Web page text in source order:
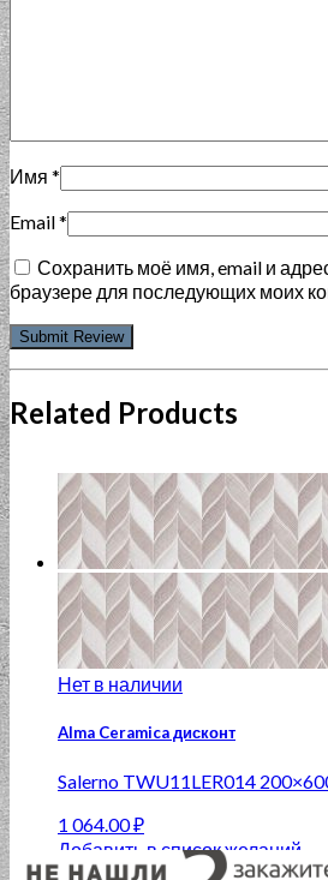
Имя *
Email*
Сохранить моё имя, email и
браузере для последующих моих
Related Products
Нет в наличии
Alma Ceramica дисконт
Salerno TWU11LER014
1 064.00₽
Добавить в список желаний
Нет в наличии